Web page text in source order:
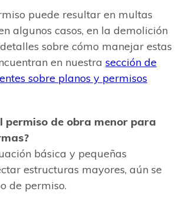
puede resultar en multas
algunos casos, en la demolición
sobre cómo manejar estas
en nuestra sección de
sobre planos y permisos
permiso de obra menor para
básica y pequeñas
estructuras mayores, aún se
de permiso.